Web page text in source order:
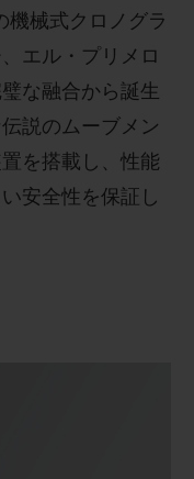
機械式クロノグラ
エル・プリメロ
な融合から誕生
説のムーブメン
を搭載し、性能
安全性を保証し